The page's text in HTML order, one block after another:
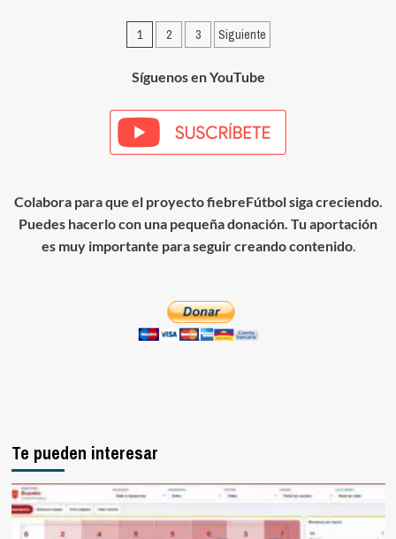
Paginación
de
entradas
1 2 3 Siguiente
Síguenos en YouTube
Colabora para que el proyecto fiebreFútbol siga creciendo.
Puedes hacerlo con una pequeña donación. Tu aportación
es muy importante para seguir creando contenido.
Te pueden interesar